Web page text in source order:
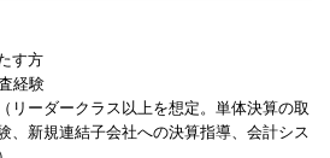
す方
経験
リーダークラス以上を想定。単体決算の取
、新規連結子会社への決算指導、会計シス